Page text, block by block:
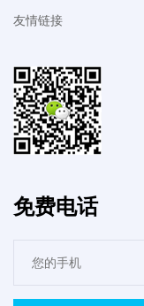
友情链接
免费电话